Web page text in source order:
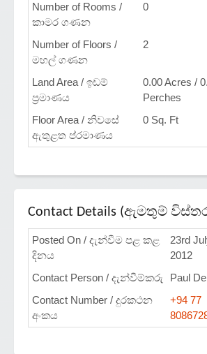
Number of Rooms /
කාමර ගණන
0
Number of Floors /
මහල් ගණන
2
Land Area / ඉඩම්
ප්‍රමාණය
0.00 Acres /
Perches
Floor Area / නිවසේ
ඇතුළත ප්රමාණය
0 Sq. Ft
Contact Details (ඇමතුම්
Posted On / දැන්වීම පළ කළ
දිනය
23rd
2012
Contact Person / දැන්වීම්කරු
Paul
Contact Number / දුරකථන
අංකය
+94 77